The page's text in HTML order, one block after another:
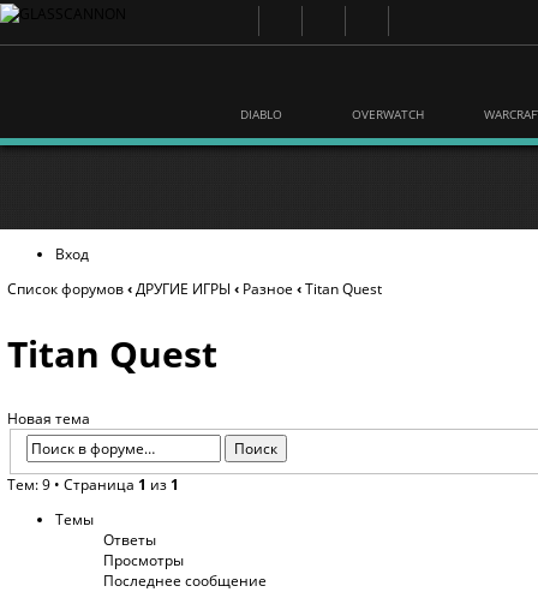
DIABLO OVERWATCH
Вход
Список форумов‹ДРУГИЕ ИГРЫ ‹ Разное ‹Titan Quest
Titan Quest
Новая тема
Тем: 9 • Страница 1 из 1
Темы
Ответы
Просмотры
Последнее сообщение